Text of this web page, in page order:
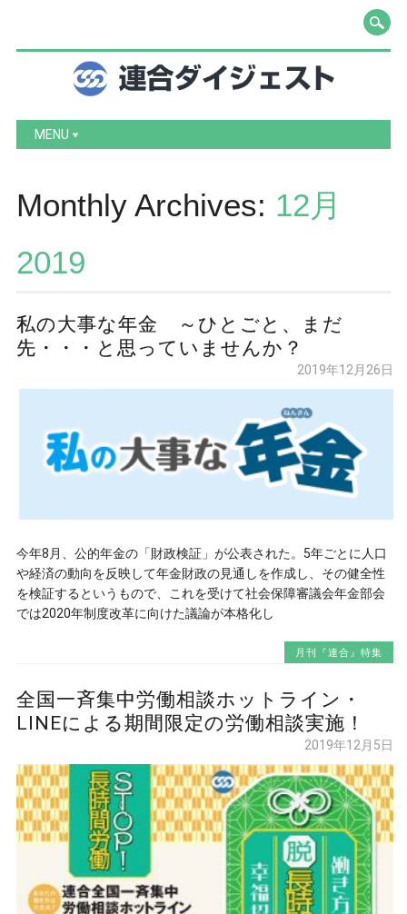
Main menu
Skip to content
MENU
Monthly Archives: 12月
2019
私の大事な年金 ～ひとごと、まだ
先・・・と思っていませんか？
2019年12月26日
今年8月、公的年金の「財政検証」が公表された。5年ごとに人口
や経済の動向を反映して年金財政の見通しを作成し、その健全性
を検証するというもので、これを受けて社会保障審議会年金部会
では2020年制度改革に向けた議論が本格化し
月刊『連合』特集
全国一斉集中労働相談ホットライン・
LINEによる期間限定の労働相談実施！
2019年12月5日